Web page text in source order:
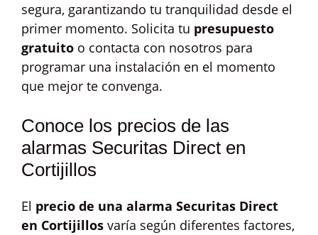
segura, garantizando tu tranquilidad desde el
primer momento. Solicita tu presupuesto
gratuito o contacta con nosotros para
programar una instalación en el momento
que mejor te convenga.
Conoce los precios de las
alarmas Securitas Direct en
Cortijillos
El precio de una alarma Securitas Direct
en Cortijillos varía según diferentes factores,